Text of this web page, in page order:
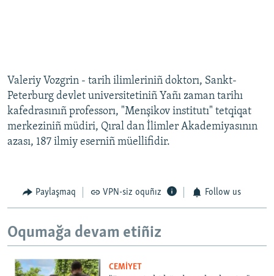
Valeriy Vozgrin - tarih ilimleriniñ doktorı, Sankt-
Peterburg devlet universitetiniñ Yañı zaman tarihı
kafedrasınıñ professorı, "Menşikov institutı" tetqiqat
merkeziniñ müdiri, Qıral dan İlimler Akademiyasının
azası, 187 ilmiy eserniñ müellifidir.
Paylaşmaq VPN-siz oquñız Follow us
Oqumağa devam etiñiz
CEMİYET